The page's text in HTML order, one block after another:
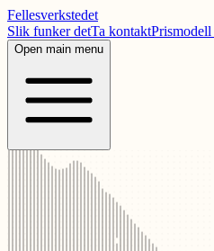
Fellesverkstedet
Slik funker detTa kontaktPrismodell
Open main menu